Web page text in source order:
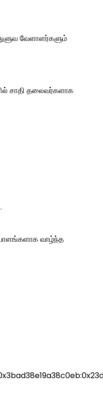
வேளாளர்களும்
சாதி தலைவர்களாக
வாழ்ந்த